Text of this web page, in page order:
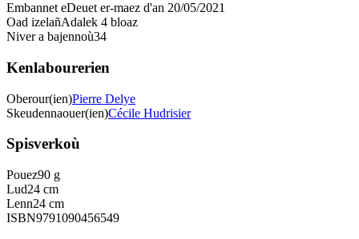
Embannet eDeuet er-maez d'an 20/05/2021
Oad izelañAdalek 4 bloaz
Niver a bajennoù34
Kenlabourerien
Oberour(ien)Pierre Delye
Skeudennaouer(ien)Cécile Hudrisier
Spisverkoù
Pouez90 g
Lud24 cm
Lenn24 cm
ISBN9791090456549